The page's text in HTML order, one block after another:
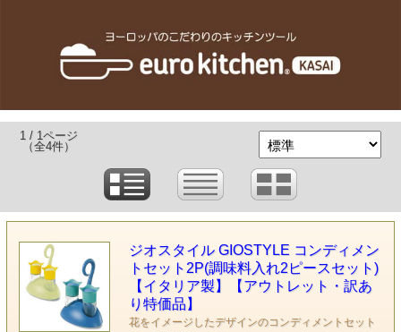
1 / 1ページ
（全4件）
ジオスタイル GIOSTYLE コンディメン
トセット2P(調味料入れ2ピースセット)
【イタリア製】【アウトレット・訳あ
り特価品】
花をイメージしたデザインのコンディメントセット